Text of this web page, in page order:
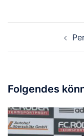
Folgendes